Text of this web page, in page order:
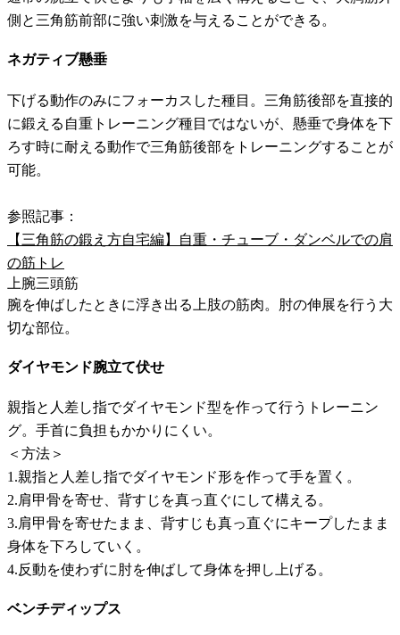
側と三角筋前部に強い刺激を与えることができる。
ネガティブ懸垂
下げる動作のみにフォーカスした種目。三角筋後部を直接的
に鍛える自重トレーニング種目ではないが、懸垂で身体を下
ろす時に耐える動作で三角筋後部をトレーニングすることが
可能。
参照記事：
【三角筋の鍛え方自宅編】自重・チューブ・ダンベルでの肩
の筋トレ
上腕三頭筋
腕を伸ばしたときに浮き出る上肢の筋肉。肘の伸展を行う大
切な部位。
ダイヤモンド腕立て伏せ
親指と人差し指でダイヤモンド型を作って行うトレーニン
グ。手首に負担もかかりにくい。
＜方法＞
1.親指と人差し指でダイヤモンド形を作って手を置く。
2.肩甲骨を寄せ、背すじを真っ直ぐにして構える。
3.肩甲骨を寄せたまま、背すじも真っ直ぐにキープしたまま
身体を下ろしていく。
4.反動を使わずに肘を伸ばして身体を押し上げる。
ベンチディップス